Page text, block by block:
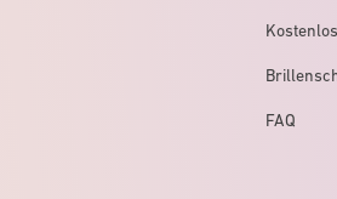
FAQ